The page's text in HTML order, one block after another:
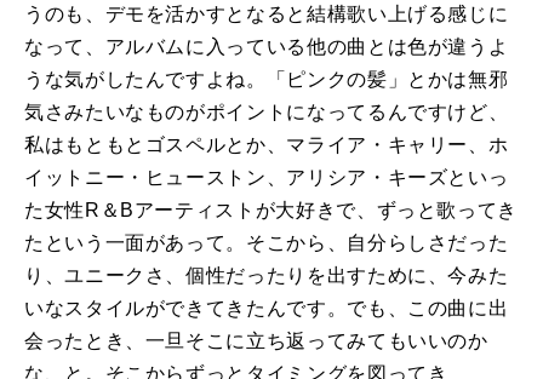
うのも、デモを活かすとなると結構歌い上げる感じに
なって、アルバムに入っている他の曲とは色が違うよ
うな気がしたんですよね。「ピンクの髪」とかは無邪
気さみたいなものがポイントになってるんですけど、
私はもともとゴスペルとか、マライア・キャリー、ホ
イットニー・ヒューストン、アリシア・キーズといっ
た女性R＆Bアーティストが大好きで、ずっと歌ってき
たという一面があって。そこから、自分らしさだった
り、ユニークさ、個性だったりを出すために、今みた
いなスタイルができてきたんです。でも、この曲に出
会ったとき、一旦そこに立ち返ってみてもいいのか
な、と。そこからずっとタイミングを図ってき